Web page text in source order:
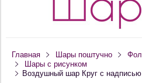
Главная Шары поштучно
Шары с рисунком
Воздушный шар Круг с